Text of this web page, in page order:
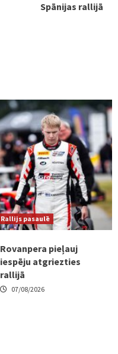
Spānijas rallijā
Rallijs pasaulē
Rovanpera pieļauj
iespēju atgriezties
rallijā
07/08/2026